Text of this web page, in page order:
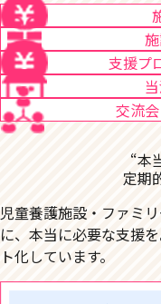
支援プ
交流
“本
定期
児童養護施設・ファミ
に、本当に必要な支援
ト化しています。